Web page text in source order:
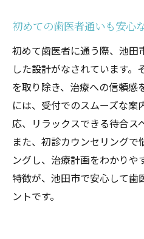
専門性とおもてなし
力
安心感を得られる歯医
歯医者のおもてな
験
池田駅近くの歯医
の理由
患者が語る歯医者
初診から感じた歯
初めての歯医者通いも安心
初めて歯医者に通う際、池田
した設計がなされています。
を取り除き、治療への信頼感
には、受付でのスムーズな案
応、リラックスできる待合ス
また、初診カウンセリングで
ングし、治療計画をわかりや
特徴が、池田市で安心して歯
ントです。